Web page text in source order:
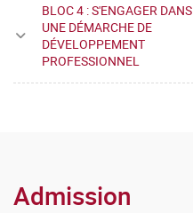
BLOC 4 : S'ENGAGER DANS
UNE DÉMARCHE DE
DÉVELOPPEMENT
PROFESSIONNEL
Admission